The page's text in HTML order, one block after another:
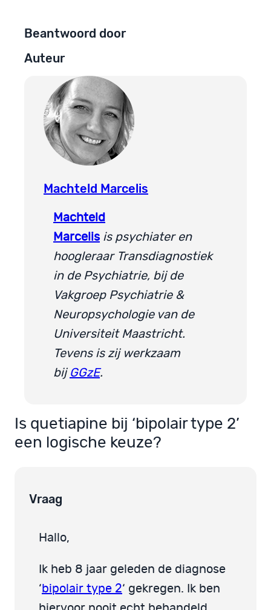
Beantwoord door
Auteur
Machteld Marcelis
Machteld
Marcelis is psychiater en
hoogleraar Transdiagnostiek
in de Psychiatrie, bij de
Vakgroep Psychiatrie &
Neuropsychologie van de
Universiteit Maastricht.
Tevens is zij werkzaam
bij GGzE.
Is quetiapine bij ‘bipolair type 2’
een logische keuze?
Vraag
Hallo,
Ik heb 8 jaar geleden de diagnose
‘ bipolair type 2‘ gekregen. Ik ben